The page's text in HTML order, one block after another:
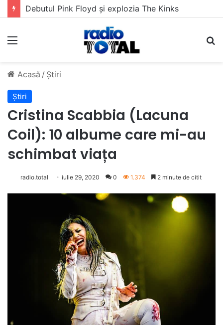
Meniu
Acasă / Știri
Știri
Cristina Scabbia (Lacuna
Coil): 10 albume care mi-au
schimbat viața
radio.total iulie 29, 2020 0 1.374 2 minute de citit